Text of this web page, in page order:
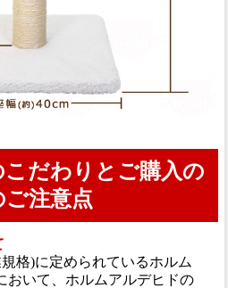
だわりとご購入の
ご注意点
格)に定められているホルム
おいて、ホルムアルデヒドの